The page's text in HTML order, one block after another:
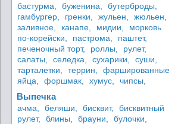
бастурма, буженина,
бутерброды,
гамбургер,
гренки, жульен,
жюльен,
заливное,
канапе, мидии,
морковь
по-корейски,
пастрома,
паштет,
печеночный торт,
роллы,
рулет,
салаты,
селедка, сухарики,
суши,
тарталетки,
террин,
фаршированные
яйца,
форшмак, хумус, чипсы,
Выпечка
ачма, беляши, бисквит,
бисквитный
рулет,
блины, брауни,
булочки,